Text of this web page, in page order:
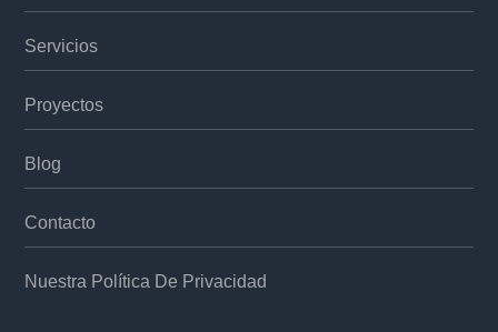
Servicios
Proyectos
Blog
Contacto
Nuestra Política De Privacidad